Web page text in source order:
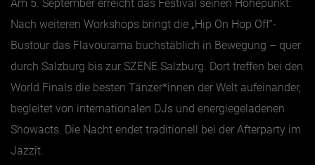
Am 5. September erreicht das Festival seinen Höhepunkt:
Nach weiteren Workshops bringt die „Hip On Hop Off“-
Bustour das Flavourama buchstäblich in Bewegung – quer
durch Salzburg bis zur SZENE Salzburg. Dort treffen bei den
World Finals die besten Tänzer*innen der Welt aufeinander,
begleitet von internationalen DJs und energiegeladenen
Showacts. Die Nacht endet traditionell bei der Afterparty im
Jazzit.